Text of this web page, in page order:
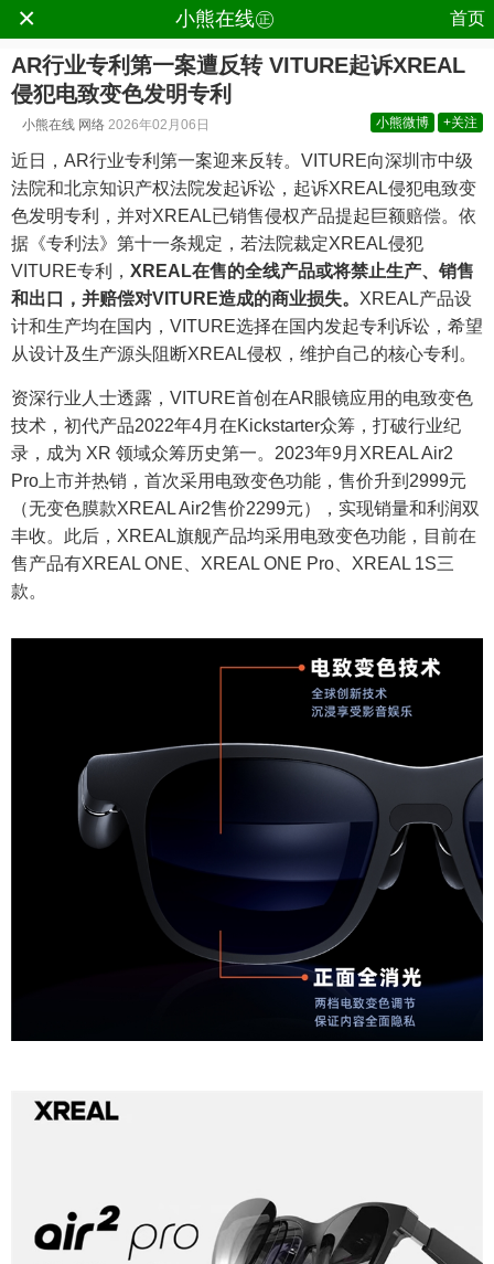
× 小熊在线㊣ 首页
AR行业专利第一案遭反转 VITURE起诉XREAL
侵犯电致变色发明专利
小熊在线 网络 2026年02月06日 小熊微博 +关注
近日，AR行业专利第一案迎来反转。VITURE向深圳市中级
法院和北京知识产权法院发起诉讼，起诉XREAL侵犯电致变
色发明专利，并对XREAL已销售侵权产品提起巨额赔偿。依
据《专利法》第十一条规定，若法院裁定XREAL侵犯
VITURE专利， XREAL在售的全线产品或将禁止生产、销售
和出口
， 并赔偿对VITURE造成的商业损失。 XREAL产品设
计和生产均在国内，VITURE选择在国内发起专利诉讼，希望
从设计及生产源头阻断XREAL侵权，维护自己的核心专利。
资深行业人士透露，VITURE首创在AR眼镜应用的电致变色
技术，初代产品2022年4月在Kickstarter众筹，打破行业纪
录，成为 XR 领域众筹历史第一。2023年9月XREAL Air2
Pro上市并热销，首次采用电致变色功能，售价升到2999元
（无变色膜款XREAL Air2售价2299元），实现销量和利润双
丰收。此后，XREAL旗舰产品均采用电致变色功能，目前在
售产品有XREAL ONE、XREAL ONE Pro、XREAL 1S三
款。